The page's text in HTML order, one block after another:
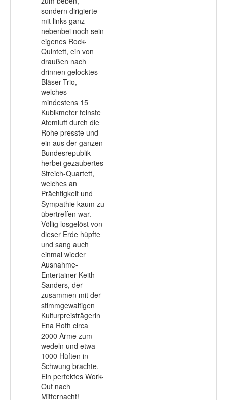
sondern dirigierte
mit links ganz
nebenbei noch sein
eigenes Rock-
Quintett, ein von
draußen nach
drinnen gelocktes
Bläser-Trio,
welches
mindestens 15
Kubikmeter feinste
Atemluft durch die
Rohe presste und
ein aus der ganzen
Bundesrepublik
herbei gezaubertes
Streich-Quartett,
welches an
Prächtigkeit und
Sympathie kaum zu
übertreffen war.
Völlig losgelöst von
dieser Erde hüpfte
und sang auch
einmal wieder
Ausnahme-
Entertainer Keith
Sanders, der
zusammen mit der
stimmgewaltigen
Kulturpreisträgerin
Ena Roth circa
2000 Arme zum
wedeln und etwa
1000 Hüften in
Schwung brachte.
Ein perfektes Work-
Out nach
Mitternacht!